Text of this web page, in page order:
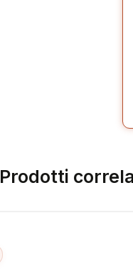
Prodotti